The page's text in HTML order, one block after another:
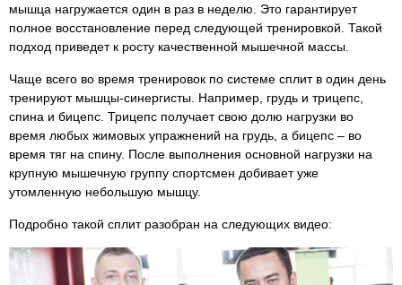
мышца нагружается один в раз в неделю. Это гарантирует
полное восстановление перед следующей тренировкой. Такой
подход приведет к росту качественной мышечной массы.
Чаще всего во время тренировок по системе сплит в один день
тренируют мышцы-синергисты. Например, грудь и трицепс,
спина и бицепс. Трицепс получает свою долю нагрузки во
время любых жимовых упражнений на грудь, а бицепс – во
время тяг на спину. После выполнения основной нагрузки на
крупную мышечную группу спортсмен добивает уже
утомленную небольшую мышцу.
Подробно такой сплит разобран на следующих видео: